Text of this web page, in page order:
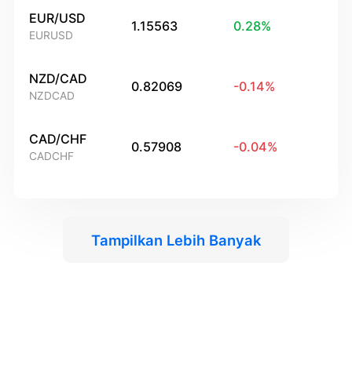
EUR/USD
EURUSD
1.15563 0.28%
NZD/CAD
NZDCAD
0.82069 -0.14%
CAD/CHF
CADCHF
0.57908 -0.04%
Tampilkan Lebih Banyak